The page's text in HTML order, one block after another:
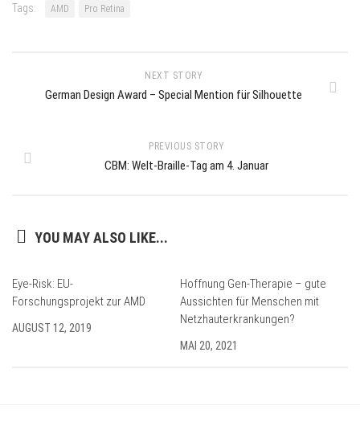
Tags: AMD Pro Retina
NEXT STORY
German Design Award – Special Mention für Silhouette
PREVIOUS STORY
CBM: Welt-Braille-Tag am 4. Januar
YOU MAY ALSO LIKE...
Eye-Risk: EU-
Forschungsprojekt zur AMD
AUGUST 12, 2019
Hoffnung Gen-Therapie – gute
Aussichten für Menschen mit
Netzhauterkrankungen?
MAI 20, 2021